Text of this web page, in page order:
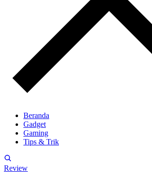
Beranda
Gadget
Gaming
Tips & Trik
Review